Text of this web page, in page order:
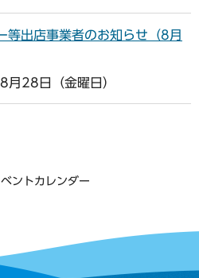
等出店事業者のお知らせ（8月
月28日（金曜日）
ントカレンダー